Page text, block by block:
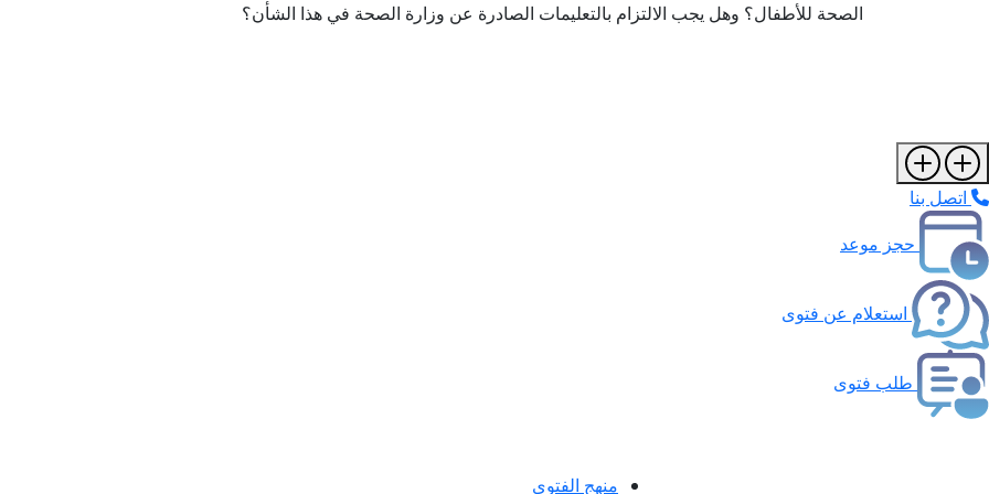
الصحة للأطفال؟ وهل يجب الالتزام بالتعليمات الصادرة عن وزارة الصحة في هذا الشأن؟
اتصل بنا
حجز موعد
استعلام عن فتوى
طلب فتوى
منهج الفتوى